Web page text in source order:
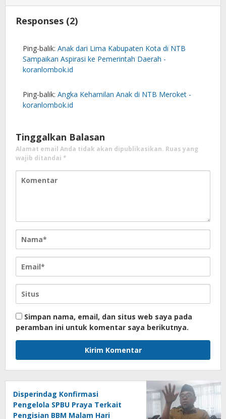
Responses (2)
Ping-balik: Anak dari Lima Kabupaten Kota di NTB
Sampaikan Aspirasi ke Pemerintah Daerah -
koranlombok.id
Ping-balik: Angka Kehamilan Anak di NTB Meroket -
koranlombok.id
Tinggalkan Balasan
Alamat email Anda tidak akan dipublikasikan. Ruas yang
wajib ditandai *
Simpan nama, email, dan situs web saya pada
peramban ini untuk komentar saya berikutnya.
Disperindag Konfirmasi
Pengelola SPBU Praya Terkait
Pengisian BBM Malam Hari